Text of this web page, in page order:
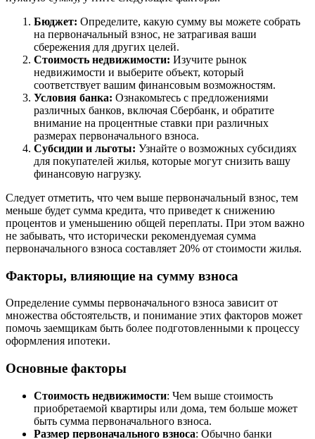
Бюджет: Определите, какую сумму вы можете собрать
на первоначальный взнос, не затрагивая ваши
сбережения для других целей.
Стоимость недвижимости: Изучите рынок
недвижимости и выберите объект, который
соответствует вашим финансовым возможностям.
Условия банка: Ознакомьтесь с предложениями
различных банков, включая Сбербанк, и обратите
внимание на процентные ставки при различных
размерах первоначального взноса.
Субсидии и льготы: Узнайте о возможных субсидиях
для покупателей жилья, которые могут снизить вашу
финансовую нагрузку.
Следует отметить, что чем выше первоначальный взнос, тем
меньше будет сумма кредита, что приведет к снижению
процентов и уменьшению общей переплаты. При этом важно
не забывать, что исторически рекомендуемая сумма
первоначального взноса составляет 20% от стоимости жилья.
Факторы, влияющие на сумму взноса
Определение суммы первоначального взноса зависит от
множества обстоятельств, и понимание этих факторов может
помочь заемщикам быть более подготовленными к процессу
оформления ипотеки.
Основные факторы
Стоимость недвижимости: Чем выше стоимость
приобретаемой квартиры или дома, тем больше может
быть сумма первоначального взноса.
Размер первоначального взноса: Обычно банки